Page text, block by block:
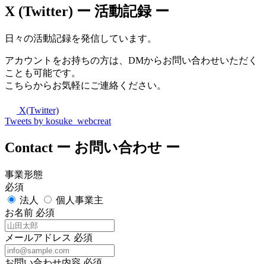
X (Twitter) ー 活動記録 ー
日々の活動記録を発信しています。
アカウントをお持ちの方は、DMからお問い合わせいただく
ことも可能です。
こちらからお気軽にご連絡ください。
X(Twitter)
Tweets by kosuke_webcreat
Contact ー お問い合わせ ー
事業形態
必須
法人
個人事業主
お名前 必須
メールアドレス 必須